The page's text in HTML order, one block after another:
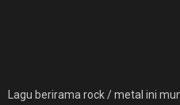
Lagu berirama rock / metal ini